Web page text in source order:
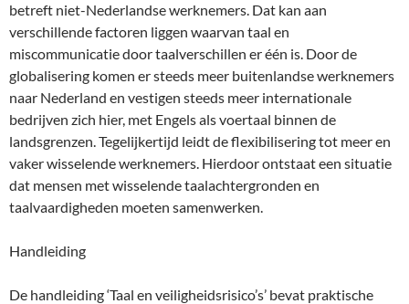
betreft niet-Nederlandse werknemers. Dat kan aan
verschillende factoren liggen waarvan taal en
miscommunicatie door taalverschillen er één is. Door de
globalisering komen er steeds meer buitenlandse werknemers
naar Nederland en vestigen steeds meer internationale
bedrijven zich hier, met Engels als voertaal binnen de
landsgrenzen. Tegelijkertijd leidt de flexibilisering tot meer en
vaker wisselende werknemers. Hierdoor ontstaat een situatie
dat mensen met wisselende taalachtergronden en
taalvaardigheden moeten samenwerken.
Handleiding
De handleiding ‘Taal en veiligheidsrisico’s’ bevat praktische